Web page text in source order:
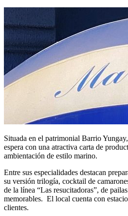
Situada en el patrimonial Barrio
espera con una atractiva carta de
ambientación de estilo marino.
Entre sus especialidades destacan
su versión trilogía, cocktail de
de la línea “Las resucitadoras”, de
memorables. El local cuenta con
clientes.